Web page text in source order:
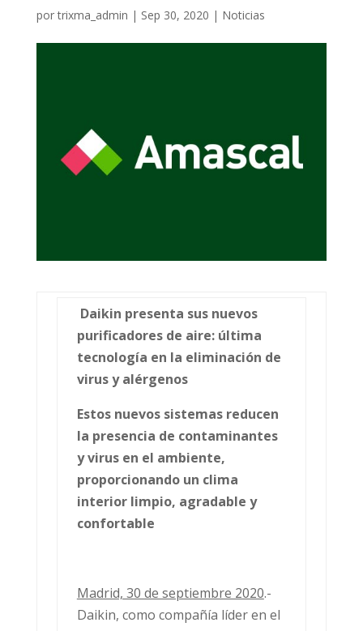
portrixma_admin | Sep 30, 2020 | Noticias
Daikin presenta sus nuevos
purificadores de aire: última
tecnología en la eliminación de
virus y alérgenos
Estos nuevos sistemas reducen
la presencia de contaminantes
y virus en el ambiente,
proporcionando un clima
interior limpio, agradable y
confortable
Madrid, 30 de septiembre 2020.-
Daikin, como compañía líder en el